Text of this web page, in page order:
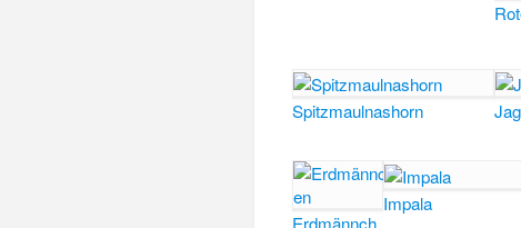
Spitzmaulnashorn
Erdmännch
Impala